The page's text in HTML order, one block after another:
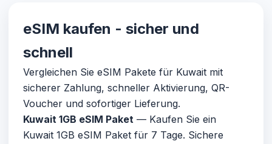
eSIM kaufen - sicher und
schnell
Vergleichen Sie eSIM Pakete für Kuwait mit
sicherer Zahlung, schneller Aktivierung, QR-
Voucher und sofortiger Lieferung.
Kuwait 1GB eSIM Paket — Kaufen Sie ein
Kuwait 1GB eSIM Paket für 7 Tage. Sichere